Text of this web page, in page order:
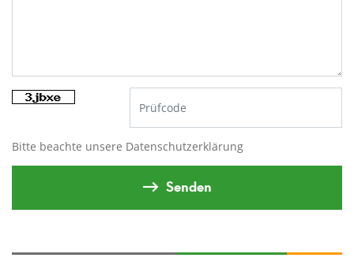
Bitte beachte unsere Datenschutzerklärung
Senden